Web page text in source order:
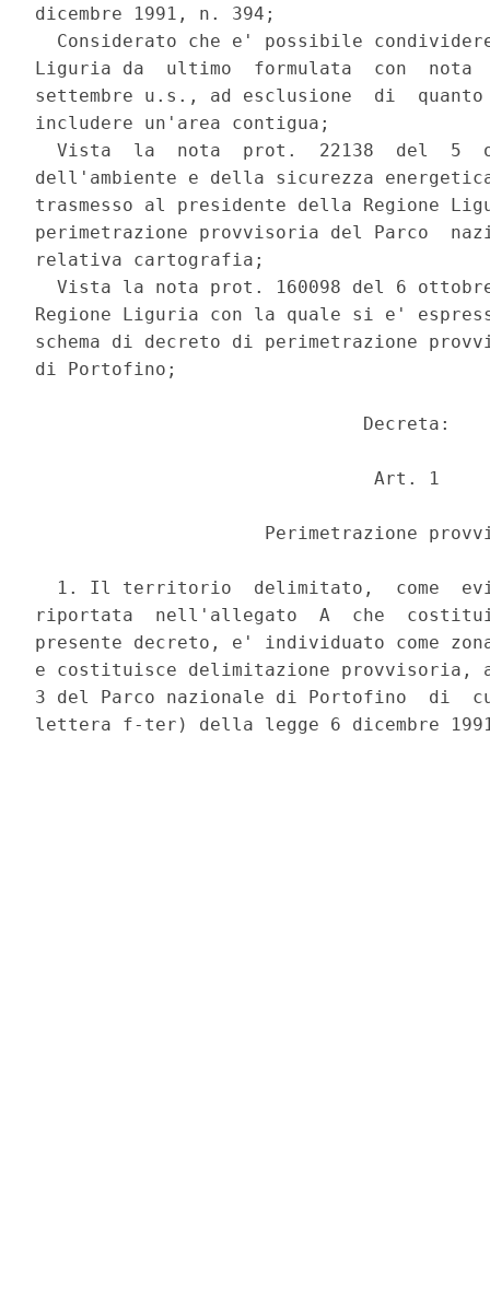
dicembre 1991, n. 394;
Considerato che e' possibile
Liguria da  ultimo  formulata  con
settembre u.s., ad esclusione  di
includere un'area contigua;
Vista  la  nota  prot.  22138  del  5
dell'ambiente e della sicurezza
trasmesso al presidente della Regione
perimetrazione provvisoria del Parco
relativa cartografia;
Vista la nota prot. 160098 del 6
Regione Liguria con la quale si e'
schema di decreto di perimetrazione
di Portofino;
                              Decreta:
                               Art. 1
Perimetrazione
1. Il territorio  delimitato,  come
riportata  nell'allegato  A  che
presente decreto, e' individuato come
e costituisce delimitazione provvisoria,
3 del Parco nazionale di Portofino  di